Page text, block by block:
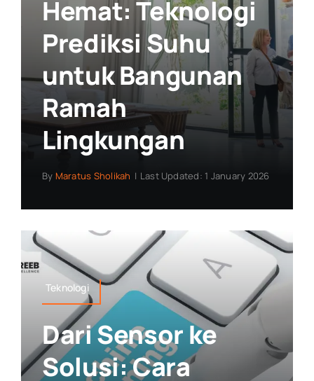
Hemat: Teknologi
Prediksi Suhu
untuk Bangunan
Ramah
Lingkungan
By Maratus Sholikah | Last Updated: 1 January 2026
Teknologi
Dari Sensor ke
Solusi: Cara